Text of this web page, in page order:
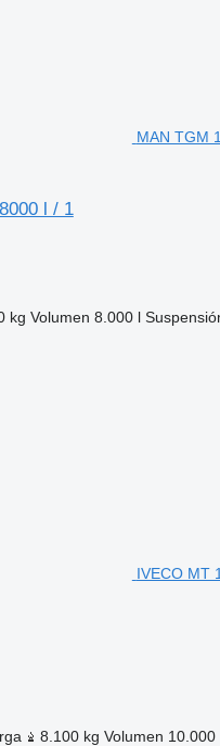
MAN TGM
l / 1
kg Volumen 8.000 l
IVECO MT
8.100 kg Volumen 10.000